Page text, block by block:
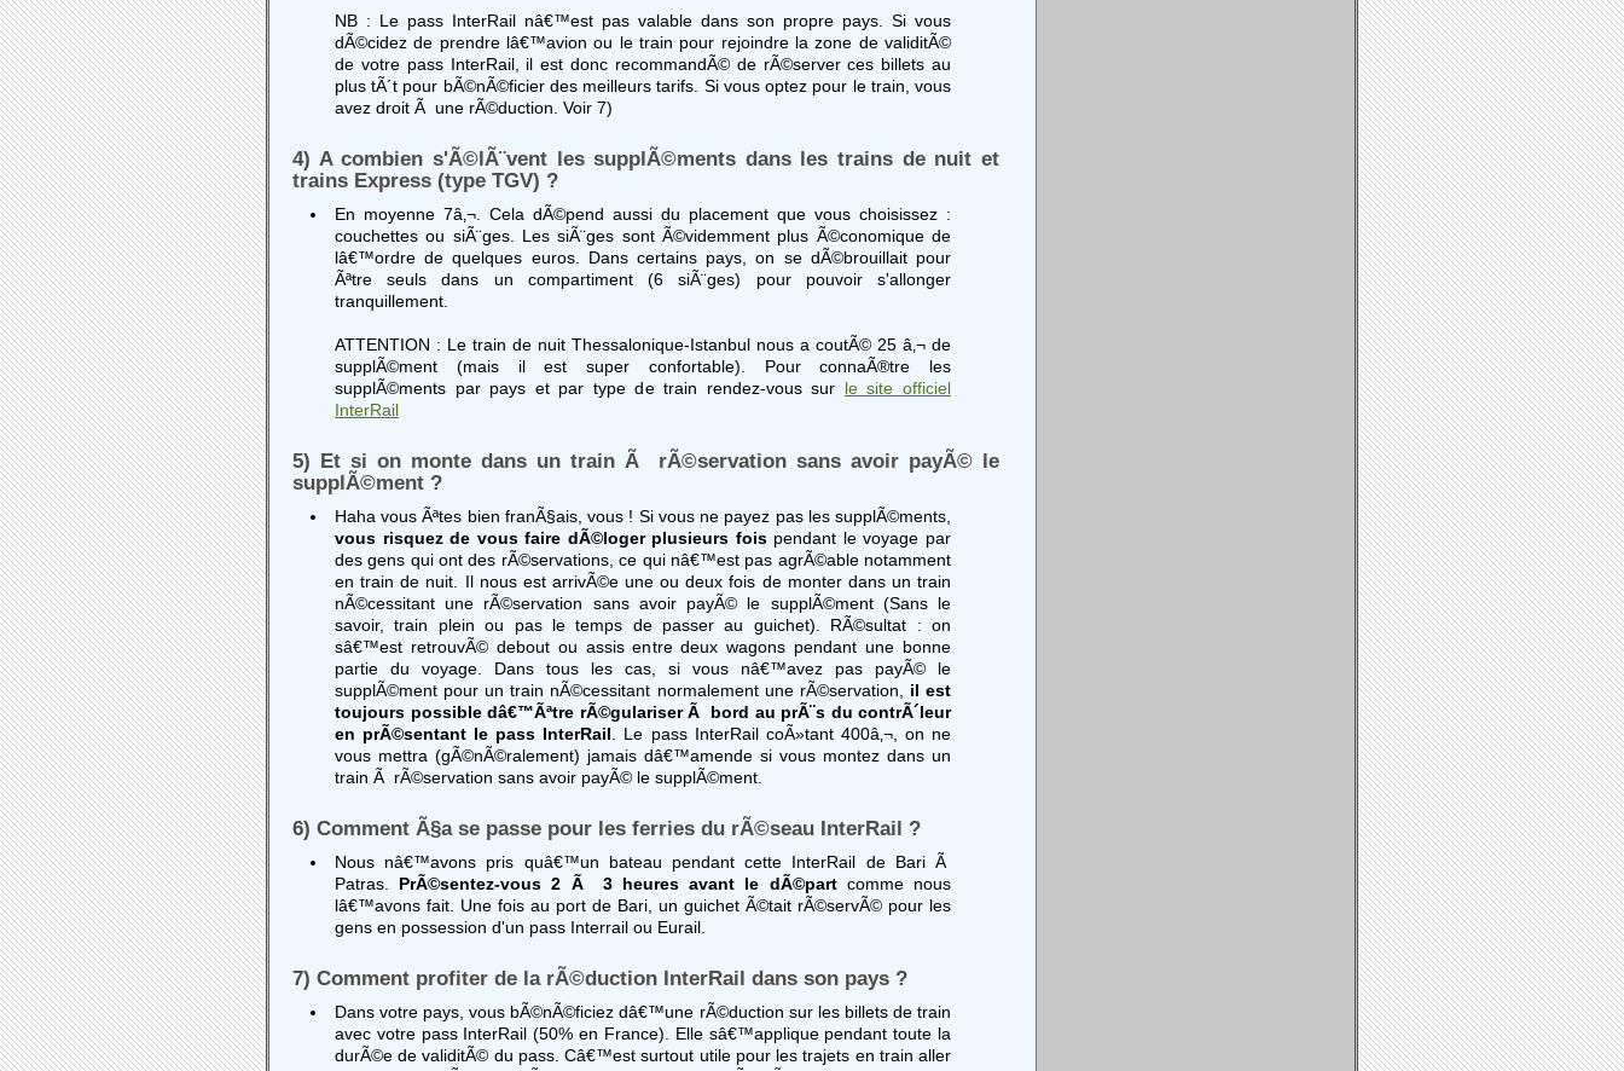
NB : Le pass InterRail nâ€™est pas valable dans son propre pays. Si vous
dÃ©cidez de prendre lâ€™avion ou le train pour rejoindre la zone de validitÃ©
de votre pass InterRail, il est donc recommandÃ© de rÃ©server ces billets au
plus tÃ´t pour bÃ©nÃ©ficier des meilleurs tarifs. Si vous optez pour le train, vous
avez droit Ã une rÃ©duction. Voir 7)
4) A combien s'Ã©lÃ¨vent les supplÃ©ments dans les trains de nuit et
trains Express (type TGV) ?
En moyenne 7â‚¬. Cela dÃ©pend aussi du placement que vous choisissez :
couchettes ou siÃ¨ges. Les siÃ¨ges sont Ã©videmment plus Ã©conomique de
lâ€™ordre de quelques euros. Dans certains pays, on se dÃ©brouillait pour
Ãªtre seuls dans un compartiment (6 siÃ¨ges) pour pouvoir s'allonger
tranquillement.
ATTENTION : Le train de nuit Thessalonique-Istanbul nous a coutÃ© 25 â‚¬ de
supplÃ©ment (mais il est super confortable). Pour connaÃ®tre les
supplÃ©ments par pays et par type de train rendez-vous sur le site officiel
InterRail
5) Et si on monte dans un train Ã rÃ©servation sans avoir payÃ© le
supplÃ©ment ?
Haha vous Ãªtes bien franÃ§ais, vous ! Si vous ne payez pas les supplÃ©ments,
vous risquez de vous faire dÃ©loger plusieurs foispendant le voyage par
des gens qui ont des rÃ©servations, ce qui nâ€™est pas agrÃ©able notamment
en train de nuit. Il nous est arrivÃ©e une ou deux fois de monter dans un train
nÃ©cessitant une rÃ©servation sans avoir payÃ© le supplÃ©ment (Sans le
savoir, train plein ou pas le temps de passer au guichet). RÃ©sultat : on
sâ€™est retrouvÃ© debout ou assis entre deux wagons pendant une bonne
partie du voyage. Dans tous les cas, si vous nâ€™avez pas payÃ© le
supplÃ©ment pour un train nÃ©cessitant normalement une rÃ©servation,
il est
toujours possible dâ€™Ãªtre rÃ©gulariser Ã bord au prÃ¨s du contrÃ´leur
en prÃ©sentant le pass InterRail . Le pass InterRail coÃ»tant 400â‚¬, on ne
vous mettra (gÃ©nÃ©ralement) jamais dâ€™amende si vous montez dans un
train Ã rÃ©servation sans avoir payÃ© le supplÃ©ment.
6) Comment Ã§a se passe pour les ferries du rÃ©seau InterRail ?
Nous nâ€™avons pris quâ€™un bateau pendant cette InterRail de Bari Ã
Patras. PrÃ©sentez-vous 2 Ã 3 heures avant le dÃ©part comme nous
lâ€™avons fait. Une fois au port de Bari, un guichet Ã©tait rÃ©servÃ© pour les
gens en possession d'un pass Interrail ou Eurail.
7) Comment profiter de la rÃ©duction InterRail dans son pays ?
Dans votre pays, vous bÃ©nÃ©ficiez dâ€™une rÃ©duction sur les billets de train
avec votre pass InterRail (50% en France). Elle sâ€™applique pendant toute la
durÃ©e de validitÃ© du pass. Câ€™est surtout utile pour les trajets en train aller